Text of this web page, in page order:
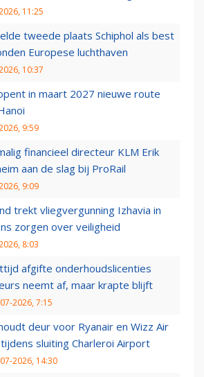
11:25
tweede plaats Schiphol als best
Europese luchthaven
10:37
in maart 2027 nieuwe route
9:59
financieel directeur KLM Erik
aan de slag bij ProRail
9:09
trekt vliegvergunning Izhavia in
zorgen over veiligheid
8:03
afgifte onderhoudslicenties
neemt af, maar krapte blijft
2026, 7:15
deur voor Ryanair en Wizz Air
sluiting Charleroi Airport
2026, 14:30